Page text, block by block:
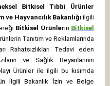
Bitkisel Tıbbi Ürünler
ve Hayvancılık Bakanlığı ilgili
Bitkisel Ürünlerin Bitkisel
Tanıtım ve Reklamlarında
Rahatsızlıkları Tedavi eden
ve Sağlık Beyanlarının
Ürünler ile ilgili bu kısımda
İlgili Bakanlık İzin ve Belge